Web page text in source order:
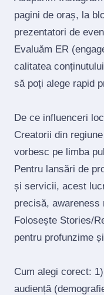
pagini de oraș, la
prezentatori de
Evaluăm ER
calitatea
să poți alege rapid
De ce influenceri
Creatorii din
vorbesc pe limba
Pentru lansări de
și servicii, acest
precisă,
Folosește Stories/
pentru profunzime
Cum alegi corect:
audiență